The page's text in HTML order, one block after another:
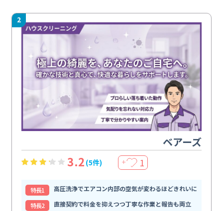
2
ベアーズ
3.2 (5件) ＋ 1
特⻑1
高圧洗浄でエアコン内部の空気が変わるほどきれいに
特⻑2
直接契約で料金を抑えつつ丁寧な作業と報告も両立